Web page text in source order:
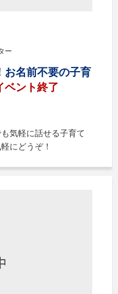
ー
お名前不要の子育
ベント終了
気軽に話せる子育て
にどうぞ！